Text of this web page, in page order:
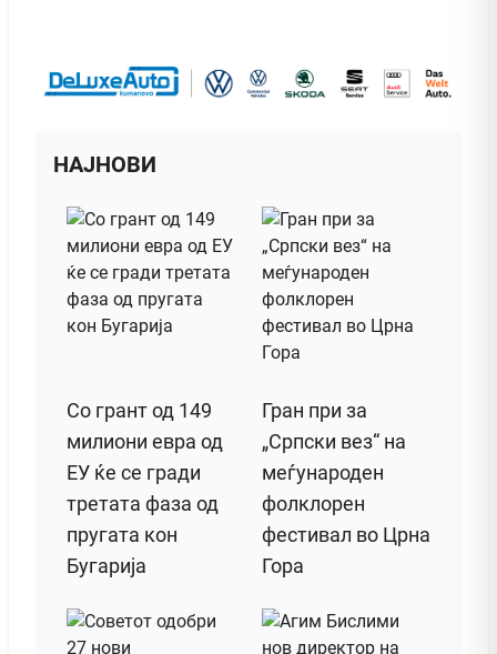
НАЈНОВИ
Со грант од 149
милиони евра од
ЕУ ќе се гради
третата фаза од
пругата кон
Бугарија
Гран при за
„Српски вез“ на
меѓународен
фолклорен
фестивал во Црна
Гора